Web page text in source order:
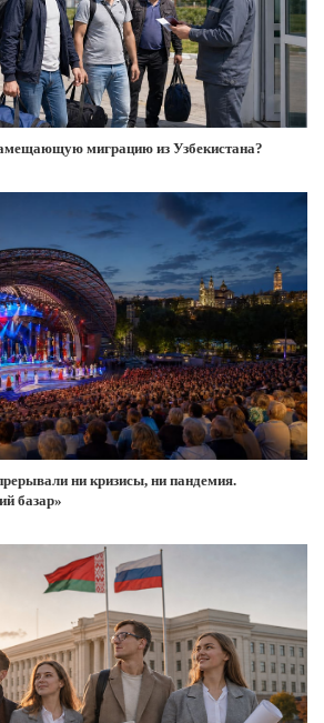
миграцию из Узбекистана?
ни кризисы, ни пандемия.
базар»